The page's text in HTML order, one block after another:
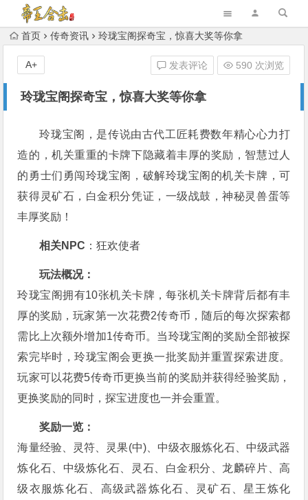
首页 传奇资讯 玲珑宝阁探奇宝，惊喜大奖等你拿
玲珑宝阁探奇宝，惊喜大奖等你拿
发表评论 590 次浏览
A+
玲珑宝阁，是传说由古代工匠耗费数年精心心力打
造的，机关重重的卡牌下隐藏着丰厚的奖励，智慧过人
的勇士们勇闯玲珑宝阁，破解玲珑宝阁的机关卡牌，可
获得灵矿石，白金积分凭证，一级战鼓，神秘灵兽蛋等
丰厚奖励！
相关NPC ：狂欢使者
玩法概况：
玲珑宝阁拥有10张机关卡牌，每张机关卡牌背后都有丰
厚的奖励，玩家第一次花费2传奇币，随后的每次探索都
需比上次额外增加1传奇币。当玲珑宝阁的奖励全部被探
索完毕时，玲珑宝阁会更换一批奖励并重置探索进度。
玩家可以花费5传奇币更换当前的奖励并获得经验奖励，
更换奖励的同时，探宝进度也一并会重置。
奖励一览：
海量经验、灵符、灵果(中)、中级衣服炼化石、中级武器
炼化石、中级炼化石、灵石、白金积分、龙麟碎片、高
级衣服炼化石、高级武器炼化石、灵矿石、星王炼化